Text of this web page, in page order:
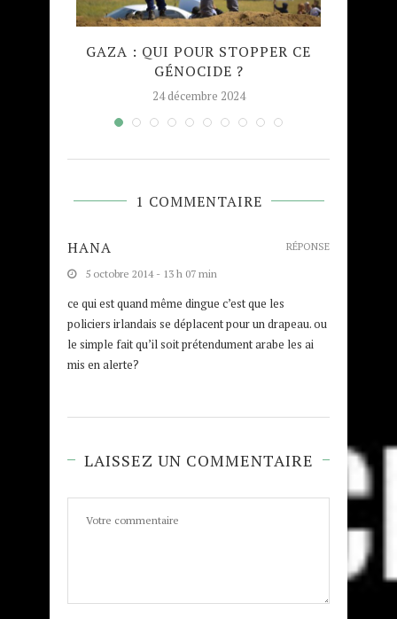
GAZA : QUI POUR STOPPER CE
GÉNOCIDE ?
24 décembre 2024
1 COMMENTAIRE
HANA
5 octobre 2014 - 13 h 07 min
ce qui est quand même dingue c’est que les
policiers irlandais se déplacent pour un drapeau. ou
le simple fait qu’il soit prétendument arabe les ai
mis en alerte?
RÉPONSE
LAISSEZ UN COMMENTAIRE